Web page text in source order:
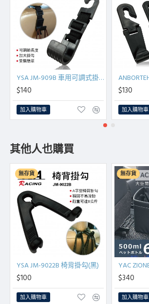
YSA JM-909B 車用可調式掛勾-黑色
$140
加入購物車
$130
加入購物車
其他人也購買
無存貨
YSA JM-9022B 椅背掛勾(黑)
$100
加入購物車
無存貨
$340
加入購物車